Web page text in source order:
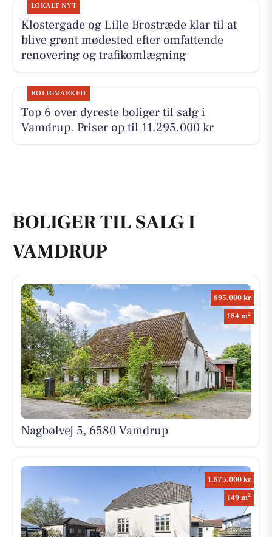
LOKALT NYT
Klostergade og Lille Brostræde klar til at
blive grønt mødested efter omfattende
renovering og trafikomlægning
BOLIGMARKED
Top 6 over dyreste boliger til salg i
Vamdrup. Priser op til 11.295.000 kr
BOLIGER TIL SALG I
VAMDRUP
895.000 kr
184 m2
Nagbølvej 5, 6580 Vamdrup
1.875.000 kr
149 m2